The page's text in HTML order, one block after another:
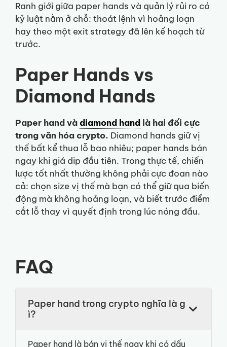
Ranh giới giữa paper hands và quản lý rủi ro có
kỷ luật nằm ở chỗ: thoát lệnh vì hoảng loạn
hay theo một exit strategy đã lên kế hoạch từ
trước.
Paper Hands vs
Diamond Hands
Paper hand vàdiamond hand là hai đối cực
trong văn hóa crypto. Diamond hands giữ vị
thế bất kể thua lỗ bao nhiêu; paper hands bán
ngay khi giá dip đầu tiên. Trong thực tế, chiến
lược tốt nhất thường không phải cực đoan nào
cả: chọn size vị thế mà bạn có thể giữ qua biến
động mà không hoảng loạn, và biết trước điểm
cắt lỗ thay vì quyết định trong lúc nóng đầu.
FAQ
Paper hand trong crypto nghĩa là g
ì?
Paper hand là bán vị thế ngay khi có dấu